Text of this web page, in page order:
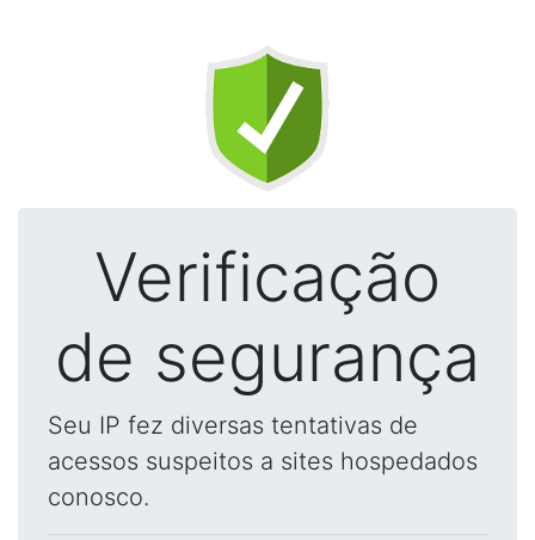
Verificação
de segurança
Seu IP fez diversas tentativas de
acessos suspeitos a sites hospedados
conosco.